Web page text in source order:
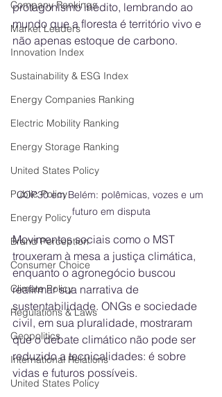
Company Rankings
Market Leaders
Innovation Index
Sustainability & ESG Index
Energy Companies Ranking
Electric Mobility Ranking
Energy Storage Ranking
United States Policy
Public Policy
Energy Policy
Brand Perception
Consumer Choice
Climate Policy
Regulations & Laws
Geopolitics
International Relations
United States Policy
protagonismo inédito, lembrando ao
mundo que a floresta é território vivo e
não apenas estoque de carbono.
COP30 em Belém: polêmicas, vozes e um
futuro em disputa
Movimentos sociais como o MST
trouxeram à mesa a justiça climática,
enquanto o agronegócio buscou
reafirmar sua narrativa de
sustentabilidade. ONGs e sociedade
civil, em sua pluralidade, mostraram
que o debate climático não pode ser
reduzido a tecnicalidades: é sobre
vidas e futuros possíveis.